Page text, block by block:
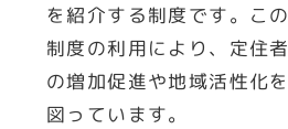
を紹介する制度です。この
制度の利用により、定住者
の増加促進や地域活性化を
図っています。